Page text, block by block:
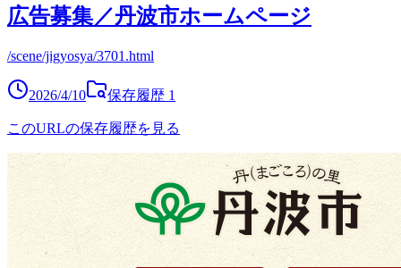
広告募集／丹波市ホームページ
/scene/jigyosya/3701.html
2026/4/10 保存履歴 1
このURLの保存履歴を見る